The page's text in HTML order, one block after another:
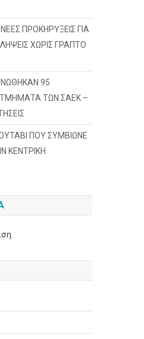
ΠΡΟΚΗΡΥΞΕΙΣ ΓΙΑ
ΧΩΡΙΣ ΓΡΑΠΤΟ
95
ΤΜΗΜΑΤΑ ΤΩΝ ΣΑΕΚ –
ΠΟΥ ΣΥΜΒΙΩΝΕ
ΚΕΝΤΡΙΚΗ